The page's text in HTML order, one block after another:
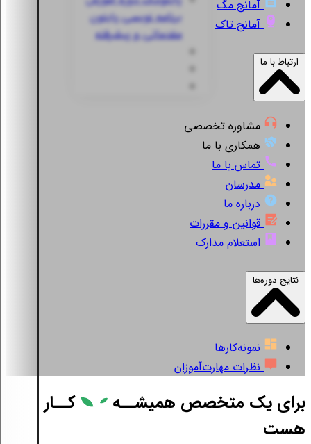
برنامه نویسی پایتون
مقدماتی و پیشرفته
آمانج مگ
آمانج تاک
ارتباط با ما
مشاوره تخصصی
همکاری با ما
تماس با ما
مدرسان
درباره ما
قوانین و مقررات
استعلام مدارک
نتایج دوره‌ها
نمونه‌کارها
نظرات مهارت‌آموزان
برای یک متخصص همیشــه
کــار
هست